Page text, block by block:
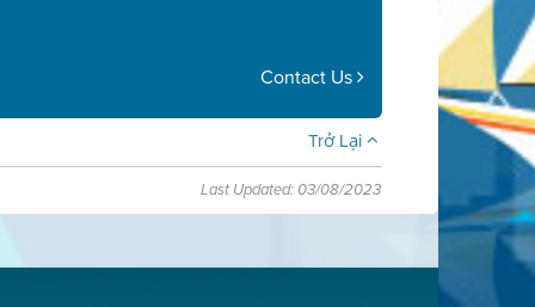
Contact Us
Trở Lại
Last Updated: 03/08/2023